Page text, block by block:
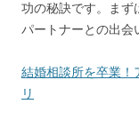
功の秘訣です。まず
パートナーとの出会
結婚相談所を卒業！
リ